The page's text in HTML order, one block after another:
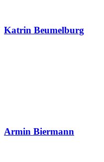
Katrin Beumelburg
Armin Biermann